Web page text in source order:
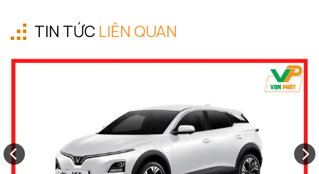
TIN TỨC LIÊN QUAN